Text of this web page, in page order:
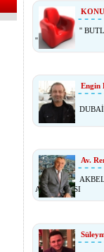
''
''
Engin
Av.
ANLAŞMASI